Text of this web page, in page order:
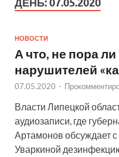
ДЕНЬ:07.05.2020
НОВОСТИ
А что, не пора ли
нарушителей
07.05.2020 -
Власти Липецкой
аудиозаписи, где
Артамонов обсуждает
Уваркиной